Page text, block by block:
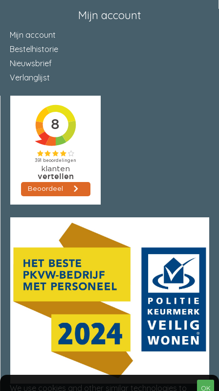
Mijn account
Mijn account
Bestelhistorie
Nieuwsbrief
Verlanglijst
OK
We use cookies and other similar technologies to